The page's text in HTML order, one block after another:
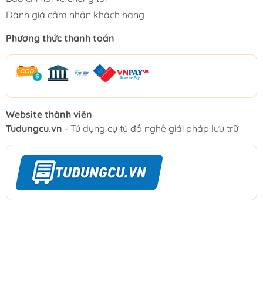
Đánh giá cảm nhận khách hàng
Phương thức thanh toán
Website thành viên
Tudungcu.vn - Tủ dụng cụ tủ đồ nghề giải pháp lưu trữ